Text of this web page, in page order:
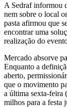
A Sedraf informou
nem sobre o local
pasta afirmou que
encontrar uma
realização do
Mercado absorve
Enquanto a
aberto,
que o movimento
a última sexta-feira
milhos para a festa